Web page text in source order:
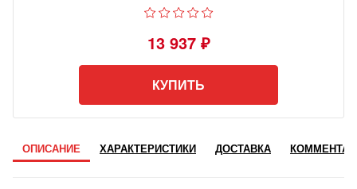
13 937 ₽
КУПИТЬ
ОПИСАНИЕ ХАРАКТЕРИСТИКИ ДОСТАВКА